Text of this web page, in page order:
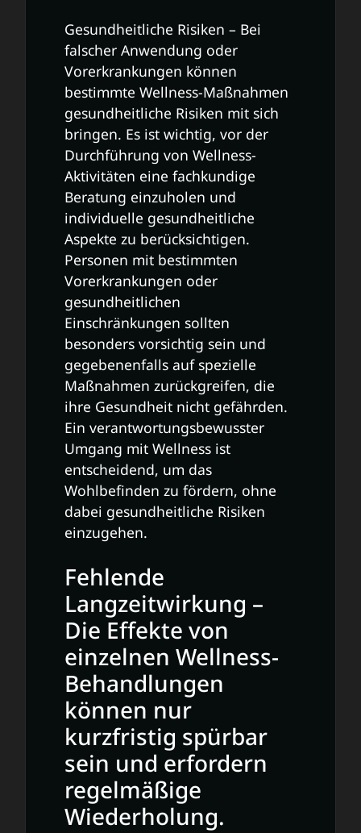
Gesundheitliche Risiken – Bei
falscher Anwendung oder
Vorerkrankungen können
bestimmte Wellness-Maßnahmen
gesundheitliche Risiken mit sich
bringen. Es ist wichtig, vor der
Durchführung von Wellness-
Aktivitäten eine fachkundige
Beratung einzuholen und
individuelle gesundheitliche
Aspekte zu berücksichtigen.
Personen mit bestimmten
Vorerkrankungen oder
gesundheitlichen
Einschränkungen sollten
besonders vorsichtig sein und
gegebenenfalls auf spezielle
Maßnahmen zurückgreifen, die
ihre Gesundheit nicht gefährden.
Ein verantwortungsbewusster
Umgang mit Wellness ist
entscheidend, um das
Wohlbefinden zu fördern, ohne
dabei gesundheitliche Risiken
einzugehen.
Fehlende
Langzeitwirkung –
Die Effekte von
einzelnen Wellness-
Behandlungen
können nur
kurzfristig spürbar
sein und erfordern
regelmäßige
Wiederholung.